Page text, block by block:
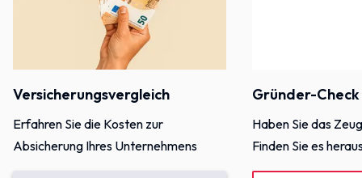
Versicherungsvergleich
Erfahren Sie die Kosten zur
Absicherung Ihres Unternehmens
Gründer-Check
Haben Sie das
Finden Sie es